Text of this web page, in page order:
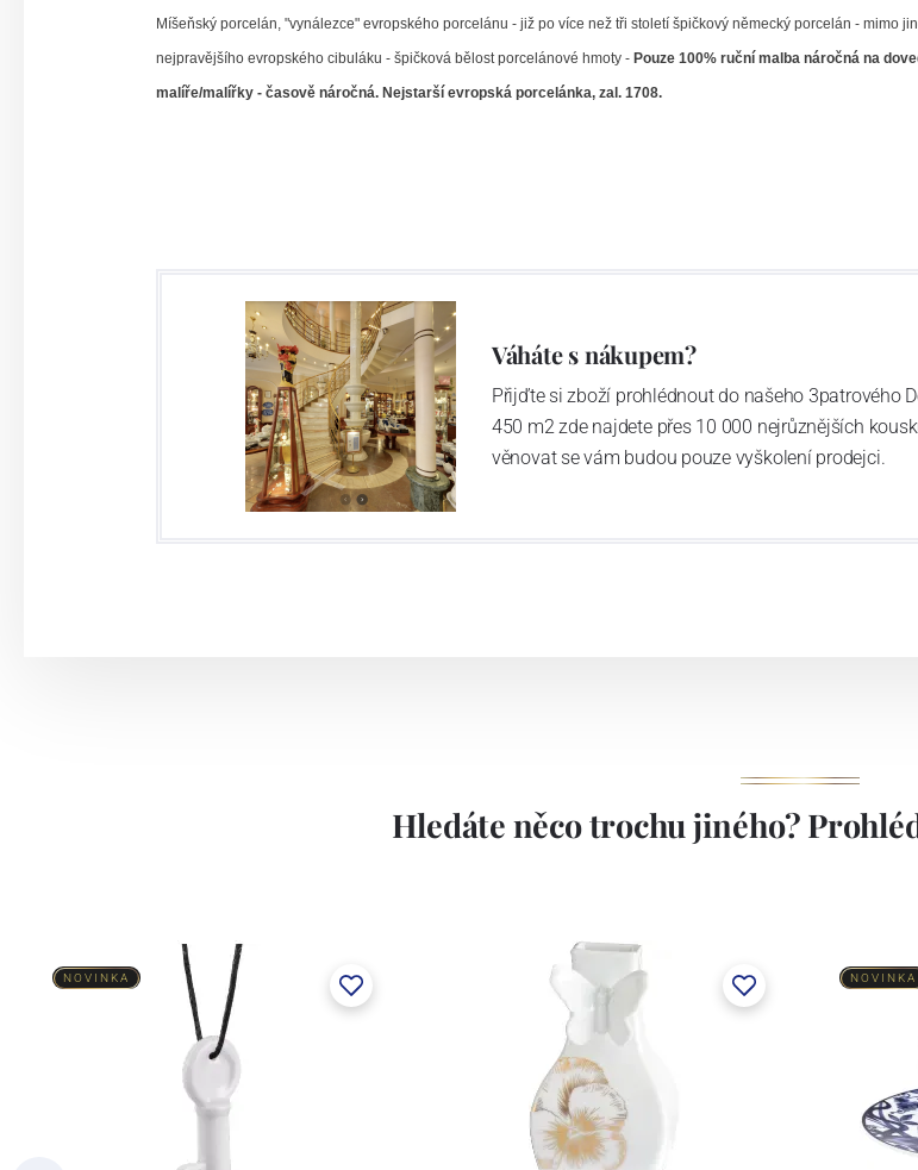
Míšeňský porcelán, "vynálezce" evropského porcelánu - již po více než tři století špičkový německý porcelán - mimo
nejpravějšího evropského cibuláku - špičková bělost porcelánové hmoty - Pouze 100% ruční malba náročná na
malíře/malířky - časově náročná. Nejstarší evropská porcelánka, zal. 1708.
Váháte s nákupem?
Přijďte si zboží prohlédnout do našeho 3patrového
450 m2 zde najdete přes 10 000 nejrůznějších
věnovat se vám budou pouze vyškolení prodejci.
Hledáte něco trochu jiného?
NOVINKA NOVINKA